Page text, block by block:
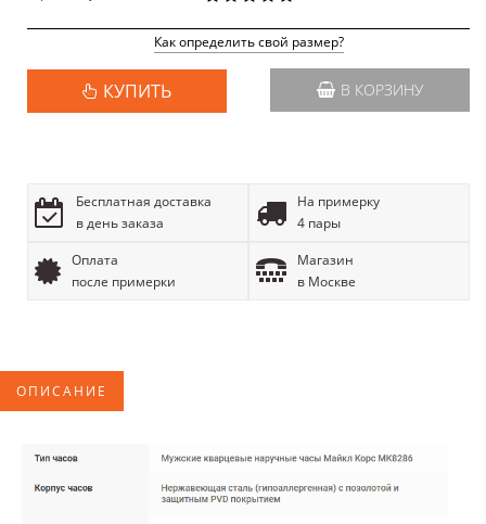
Как определить свой размер?
КУПИТЬ В КОРЗИНУ
Бесплатная доставка
в день заказа
На примерку
4 пары
Оплата
после примерки
Магазин
в Москве
ОПИСАНИЕ